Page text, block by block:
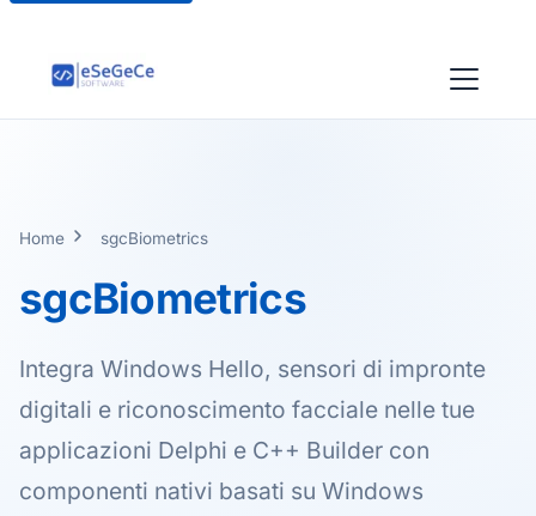
Home sgcBiometrics
sgcBiometrics
Integra Windows Hello, sensori di impronte
digitali e riconoscimento facciale nelle tue
applicazioni Delphi e C++ Builder con
componenti nativi basati su Windows